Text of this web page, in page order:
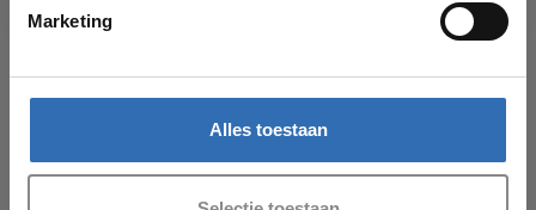
Marketing
Alles toestaan
Alle Instamat kleuren
mogelijk
€687,00
temperatuurregeling
€615,00